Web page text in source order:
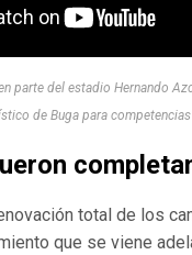
parte del estadio Hernando
de Buga para
total de los
que se viene